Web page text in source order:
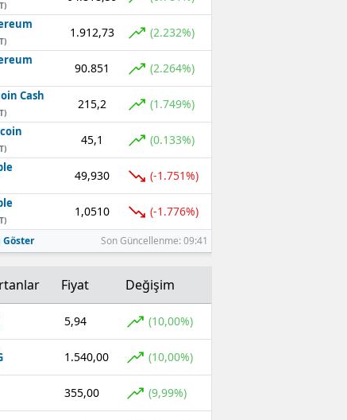
1.912,73 (2.232%)
90.851 (2.264%)
Cash
215,2 (1.749%)
45,1 (0.133%)
49,930 (-1.751%)
1,0510 (-1.776%)
Son Güncellenme: 09:41
Fiyat Değişim
5,94 (10,00%)
1.540,00 (10,00%)
355,00 (9,99%)